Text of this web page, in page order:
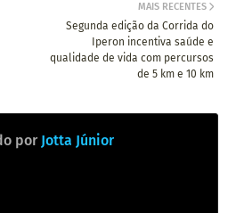
MAIS RECENTES
Segunda edição da Corrida do
Iperon incentiva saúde e
qualidade de vida com percursos
de 5 km e 10 km
por Jotta Júnior